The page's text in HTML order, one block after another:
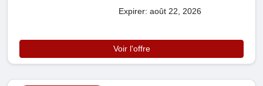
Expirer: août 22, 2026
Voir l'offre